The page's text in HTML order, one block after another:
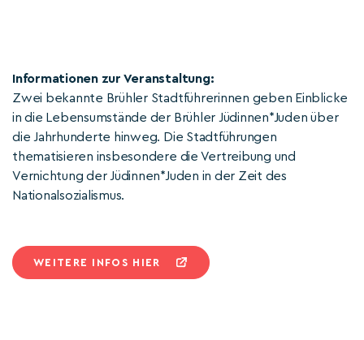
Informationen zur Veranstaltung:
Zwei bekannte Brühler Stadtführerinnen geben Einblicke
in die Lebensumstände der Brühler Jüdinnen*Juden über
die Jahrhunderte hinweg. Die Stadtführungen
thematisieren insbesondere die Vertreibung und
Vernichtung der Jüdinnen*Juden in der Zeit des
Nationalsozialismus.
WEITERE INFOS HIER